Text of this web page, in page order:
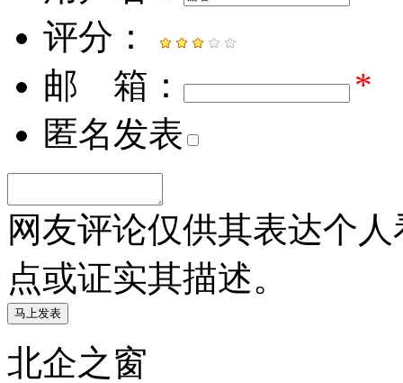
评分：
邮 箱：
*
匿名发表
网友评论仅供其表达个
点或证实其描述。
北企之窗